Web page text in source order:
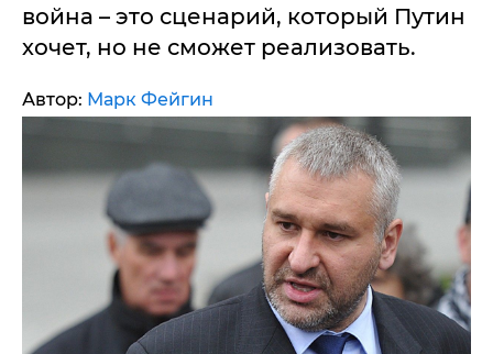
война – это сценарий, который Путин
хочет, но не сможет реализовать.
Автор: Марк Фейгин